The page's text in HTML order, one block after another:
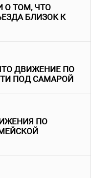
О ТОМ, ЧТО
БЛИЗОК К
ДВИЖЕНИЕ ПО
ПОД САМАРОЙ
ПО